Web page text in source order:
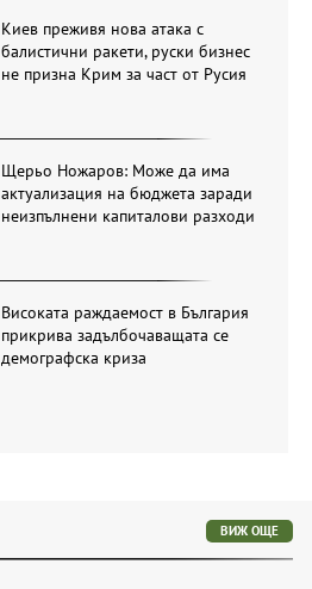
Киев преживя нова атака с
балистични ракети, руски бизнес
не призна Крим за част от Русия
Щерьо Ножаров: Може да има
актуализация на бюджета заради
неизпълнени капиталови разходи
Високата раждаемост в България
прикрива задълбочаващата се
демографска криза
ВИЖ ОЩЕ